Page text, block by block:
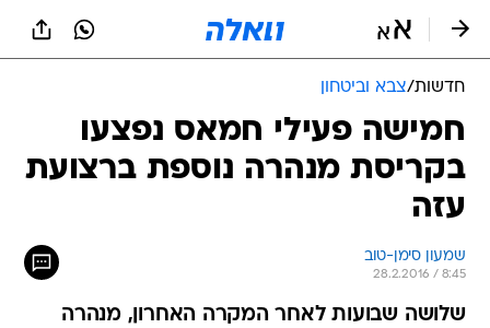
חדשות/צבא וביטחון
חמישה פעילי חמאס נפצעו
בקריסת מנהרה נוספת ברצועת
עזה
שמעון סימן-טוב
28.2.2016 / 8:45
שלושה שבועות לאחר המקרה האחרון, מנהרה